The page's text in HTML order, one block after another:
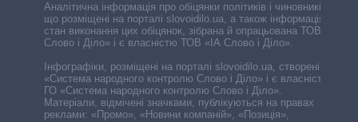
Аналітична інформація про обіцянки політиків і чиновників,
що розміщені на порталі slovoidilo.ua, а також інформація про
стан виконання цих обіцянок, зібрана й опрацьована ТОВ «ІА
Слово і Діло» і є власністю ТОВ «ІА Слово і Діло».
Інфографіки, розміщені на порталі slovoidilo.ua, створені ГО
«Система народного контролю Слово і Діло» і є власністю
ГО «Система народного контролю Слово і Діло».
Матеріали, відмічені значками, публікуються на правах
реклами: «Промо», «Новини компаній», «Позиція»,